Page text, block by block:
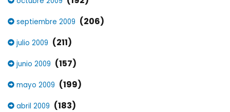
septiembre 2009 (206)
julio 2009 (211)
junio 2009 (157)
mayo 2009 (199)
abril 2009 (183)